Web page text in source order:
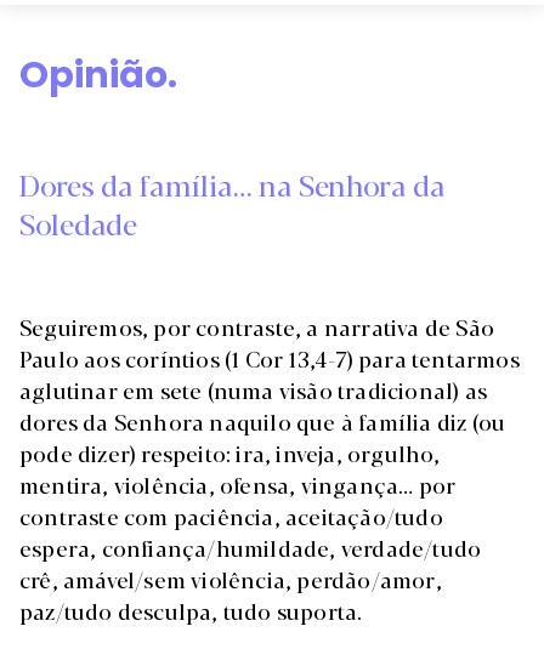
Opinião.
Dores da família… na Senhora da
Soledade
Seguiremos, por contraste, a narrativa de São
Paulo aos coríntios (1 Cor 13,4-7) para tentarmos
aglutinar em sete (numa visão tradicional) as
dores da Senhora naquilo que à família diz (ou
pode dizer) respeito: ira, inveja, orgulho,
mentira, violência, ofensa, vingança… por
contraste com paciência, aceitação/tudo
espera, confiança/humildade, verdade/tudo
crê, amável/sem violência, perdão/amor,
paz/tudo desculpa, tudo suporta.